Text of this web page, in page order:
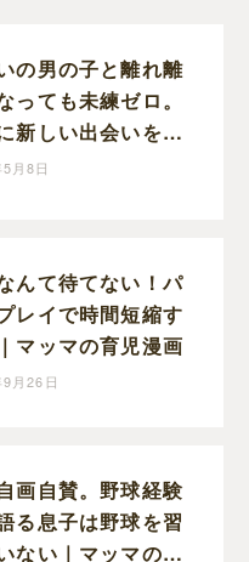
の男の子と離れ離
っても未練ゼロ。
新しい出会いを待
替えの早い娘｜マ
月8日
んて待てない！パ
レイで時間短縮す
マッマの育児漫画
月26日
画自賛。野球経験
る息子は野球を習
ない｜マッマの育